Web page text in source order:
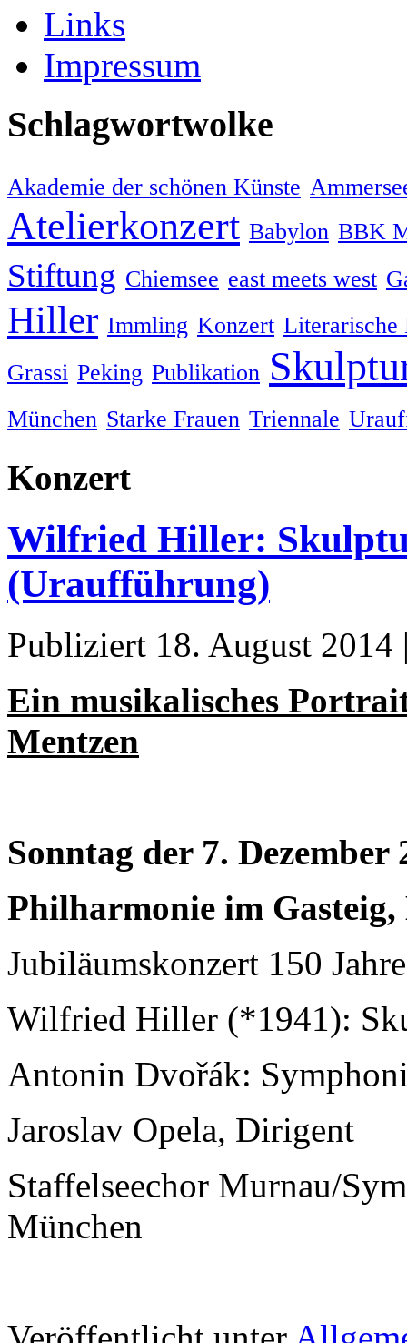
Links
Impressum
Schlagwortwolke
Akademie der schönen Künste
Atelierkonzert Babylon BBK
Stiftung Chiemsee east meets west
Hiller Immling Konzert Literarische
Grassi Peking Publikation
München Starke Frauen Triennale
Konzert
Wilfried Hiller:
(Uraufführung)
Publiziert 18. August 2014
Ein musikalisches
Mentzen
Sonntag der 7. Dezember
Philharmonie im
Jubiläumskonzert 150
Wilfried Hiller (*1941):
Antonin Dvořák:
Jaroslav Opela, Dirigent
Staffelseechor Murnau/
München